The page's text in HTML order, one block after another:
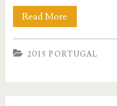
Read More
2015 PORTUGAL